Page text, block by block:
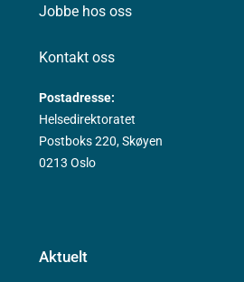
Jobbe hos oss
Kontakt oss
Postadresse:
Helsedirektoratet
Postboks 220, Skøyen
0213 Oslo
Aktuelt